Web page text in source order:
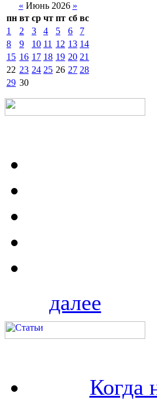
« Июнь 2026 »
пн вт ср чт пт сб вс
1
2 3 4 5 6
7
8
9 10 11 12 13 14
15 16 17 18 19 20 21
22 23 24 25 26 27 28
29 30
далее
Когда